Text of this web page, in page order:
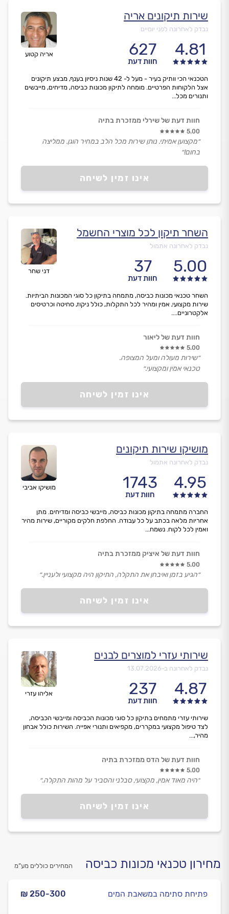
אריה קטוע
שירות תיקונים אריה
נבדק לאחרונה לפני יומיים
4.81
627
חוות דעת
אינו זמין לשיחה
הטכנאי הכי וותיק בעיר - מעל ל- 42 שנות ניסיון בענף, מבצע תיקונים
אצל הלקוחות הפרטיים. מומחה לתיקון מכונות כביסה, מדיחים, מייבשים
ותנורים מכל...
חוות דעת של שירלי ממזכרת בתיה
5.00
״מקצוען אמיתי. נותן שירות מכל הלב במחיר הוגן. ממליצה
בחום!״
דני שחר
השחר תיקון לכל מוצרי החשמל
נבדק לאחרונה אתמול
5.00
37
חוות דעת
אינו זמין לשיחה
השחר טכנאי מכונות כביסה, מתמחה בתיקון כל סוגי המכונות הביתיות.
שירות מקצועי, אמין ומהיר לכל התקלות, כולל ניקוז, סחיטה וכרטיסים
אלקטרוניים....
חוות דעת של ליאור
5.00
״שירות מעולה ומעל המצופה.
טכנאי אמין ומקצועי.״
מושיקו אביבי
מושיקו שירות תיקונים
נבדק לאחרונה אתמול
4.95
1743
חוות דעת
אינו זמין לשיחה
החברה מתמחה בתיקון מכונות כביסה, מייבשי כביסה ומדיחים. מתן
אחריות מלאה בכתב על כל עבודה. החלפת חלקים מקוריים, שירות מהיר
ואמין לכל לקוח. נשמח...
חוות דעת של איציק ממזכרת בתיה
5.00
״הגיע בזמן ואיבחן את התקלה, התיקון היה מקצועי ולעניין.״
אליהו עזרי
שירותי עזרי למוצרים לבנים
נבדק לאחרונה ב-13.07.2026
4.87
237
חוות דעת
אינו זמין לשיחה
שירותי עזרי מתמחים בתיקון כל סוגי מכונות הכביסה ומייבשי הכביסה,
לצד טיפול מקצועי במקררים, מקפיאים ותנורי אפייה. השירות כולל אבחון
מהיר,...
חוות דעת של הדס ממזכרת בתיה
5.00
״היה מאוד אמין, מקצועי, סבלני והסביר על מהות התקלה.״
מחירון טכנאי מכונות כביסה המחירים כוללים מע”מ
₪ 250-300 פתיחת סתימה במשאבת המים